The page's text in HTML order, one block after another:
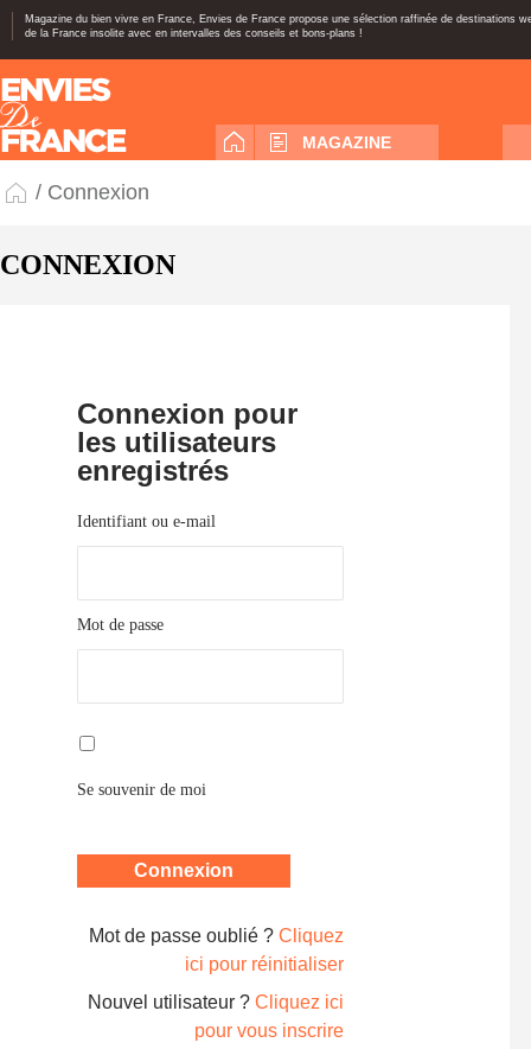
Magazine du bien vivre en France, Envies de France propose une sélection raffinée de destinations
de la France insolite avec en intervalles des conseils et bons-plans !
MAGAZINE
/ Connexion
CONNEXION
Connexion pour
les utilisateurs
enregistrés
Identifiant ou e-mail
Mot de passe
Se souvenir de moi
Mot de passe oublié ? Cliquez
ici pour réinitialiser
Nouvel utilisateur ? Cliquez ici
pour vous inscrire